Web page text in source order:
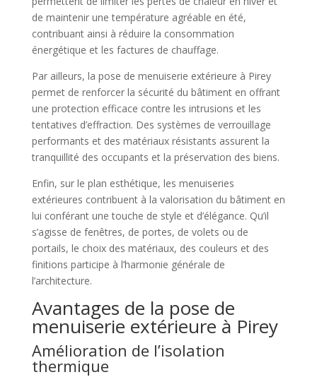
de maintenir une température agréable en été,
contribuant ainsi à réduire la consommation
énergétique et les factures de chauffage.
Par ailleurs, la pose de menuiserie extérieure à Pirey
permet de renforcer la sécurité du bâtiment en offrant
une protection efficace contre les intrusions et les
tentatives d’effraction. Des systèmes de verrouillage
performants et des matériaux résistants assurent la
tranquillité des occupants et la préservation des biens.
Enfin, sur le plan esthétique, les menuiseries
extérieures contribuent à la valorisation du bâtiment en
lui conférant une touche de style et d’élégance. Qu’il
s’agisse de fenêtres, de portes, de volets ou de
portails, le choix des matériaux, des couleurs et des
finitions participe à l’harmonie générale de
l’architecture.
Avantages de la pose de
menuiserie extérieure à Pirey
Amélioration de l’isolation
thermique